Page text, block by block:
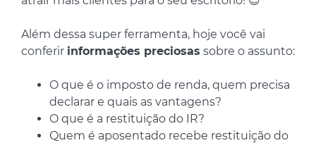
Além dessa super ferramenta, hoje você vai
conferir informações preciosas sobre o assunto:
O que é o imposto de renda, quem precisa
declarar e quais as vantagens?
O que é a restituição do IR?
Quem é aposentado recebe restituição do